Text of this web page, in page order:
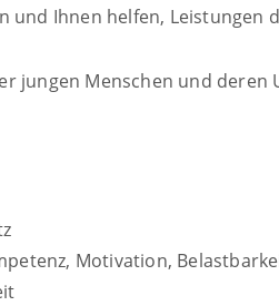
und Ihnen helfen,
jungen Menschen und deren
Motivation,